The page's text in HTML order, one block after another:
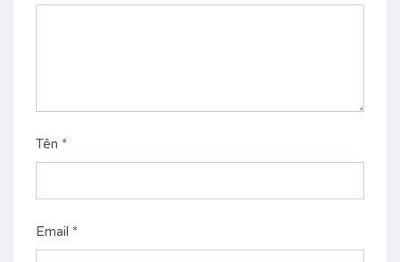
Tên *
Email *